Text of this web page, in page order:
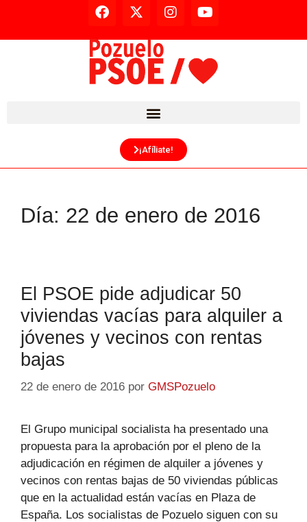
¡Afíliate!
Día: 22 de enero de 2016
El PSOE pide adjudicar 50
viviendas vacías para alquiler a
jóvenes y vecinos con rentas
bajas
22 de enero de 2016 por GMSPozuelo
El Grupo municipal socialista ha presentado una
propuesta para la aprobación por el pleno de la
adjudicación en régimen de alquiler a jóvenes y
vecinos con rentas bajas de 50 viviendas públicas
que en la actualidad están vacías en Plaza de
España. Los socialistas de Pozuelo siguen con su